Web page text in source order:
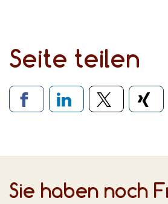
Seite teilen
Verlinkung
Sie haben noch